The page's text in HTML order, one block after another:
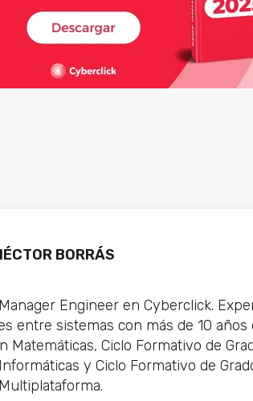
BORRÁS
Engineer en Cyberclick.
entre sistemas con más de 10
Matemáticas, Ciclo Formativo de
y Ciclo Formativo de